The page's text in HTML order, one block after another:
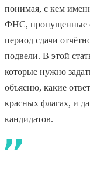
понимая, с кем
ФНС, пропущенные
период сдачи
подвели. В этой
которые нужно
объясню, какие
красных флагах, и
кандидатов.